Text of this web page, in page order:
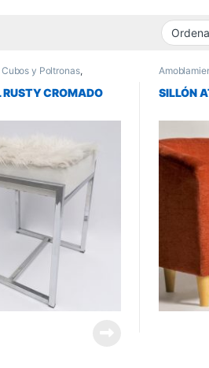
Cubos y Poltronas,
y Comedor
RUSTY CROMADO
Muebles
SILLÓN